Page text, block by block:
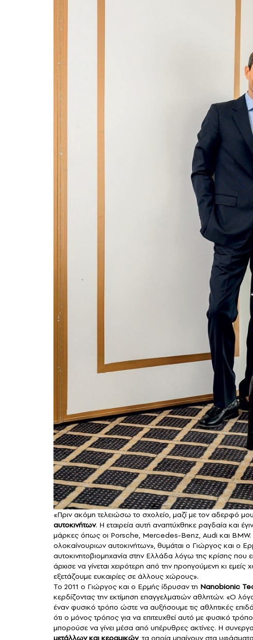
«Πριν ακόμη τελειώσω το σχολείο, μαζί με τον αδερφό
αυτοκινήτων. Η εταιρεία αυτή αναπτύχθηκε ραγδαία και
μάρκες όπως οι Porsche, Mercedes-Benz, Audi και BMW.
ολοκαίνουριων αυτοκινήτων», θυμάται ο Γιώργος και ο
αυτοκινητοβιομηχανία στην Ελλάδα λόγω της κρίσης που
άρχισε να γίνεται χειρότερη από την προηγούμενη κι
εξετάζουμε ευκαιρίες σε άλλους χώρους».
Το 2011 ο Γιώργος και ο Ερμής ίδρυσαν τη Nanobionic
κερδίζοντας την εκτίμηση επαγγελματιών αθλητών. «Ο
έναν φυσικό τρόπο ώστε να αυξήσουμε τις αθλητικές
ότι ο μόνος τρόπος για να επιτευχθεί αυτό με φυσικό
μπορούσε να γίνει μέσα από υπέρυθρες ακτίνες. H
μετάλλων και κεραμικών, τα οποία μπαίνουν στα